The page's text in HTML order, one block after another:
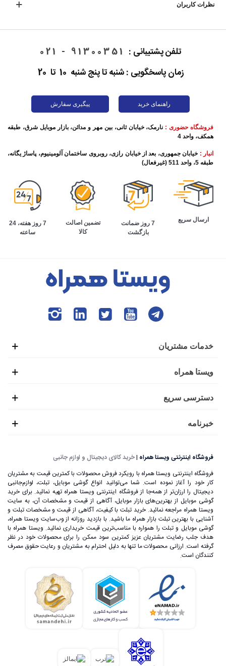
نظرات کاربران
تلفن پشتیبانی : 91300351 - 021
زمان پاسخگویی : شنبه تا پنج شنبه 10 تا 20
راهنمای خرید پیگیری سفارش
فروشگاه حضوری : نارمک، خیابان ثانی، بین مهر و مدائن، بازار موبایل شرق، طبقه
همکف، واحد 4
انبار : خیابان جمهوری، بعد از خیابان رازی، روبروی ساختمان آلومینیوم، پاساژ یگانه،
طبقه 5، واحد 511 (غیرفعال)
ارسال سریع
7 روز ضمانت
بازگشت
تضمین اصالت
کالا
7 روز هفته، 24
ساعته
خدمات مشتریان
ویستا همراه
دسترسی سریع
خبرنامه
فروشگاه اینترنتی ویستا همراه |خرید کالای دیجیتال و لوازم جانبی
فروشگاه اینترنتی ویستا همراه با رویکرد فروش محصولات با کمترین قیمت به مشتریان
کار خود را آغاز نموده است. شما می‌توانید انواع گوشی موبایل، تبلت، لوازم‌جانبی
دیجیتال را ارزان‌تر از همه‌جا از فروشگاه اینترنتی ویستا همراه تهیه نمائید. برای خرید
گوشی موبایل از بهترین‌های بازار موبایل، آگاهی از قیمت و مشخصات آن، به ‌سایت
ویستا همراه مراجعه نمائید. خرید تبلت با کیفیت، آگاهی از قیمت و مشخصات تبلت و
آشنایی با بهترین تبلت بازار همراه ما باشید. با بازدید روزانه از وب‌سایت ویستا همراه،
گوشی موبایل و تبلت را همواره با مناسب‌ترین قیمت خریداری نمائید. ویستا همراه با
هدف جلب رضایت مشتریان عزیز کمترین سود ممکن را برای محصولات خود در نظر
گرفته است. ارزانی محصولات ما تنها به دلیل احترام به مشتریان و رعایت حقوق مصرف
کنندگان است.